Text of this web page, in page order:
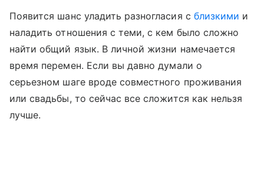
Появится шанс уладить разногласия с близкими и
наладить отношения с теми, с кем было сложно
найти общий язык. В личной жизни намечается
время перемен. Если вы давно думали о
серьезном шаге вроде совместного проживания
или свадьбы, то сейчас все сложится как нельзя
лучше.